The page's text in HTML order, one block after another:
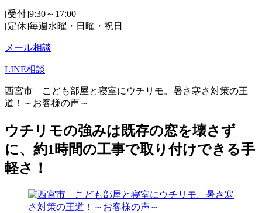
[受付]9:30～17:00
[定休]毎週水曜・日曜・祝日
メール相談
LINE相談
西宮市 こども部屋と寝室にウチリモ。暑さ寒さ対策の王
道！～お客様の声～
ウチリモの強みは既存の窓を壊さず
に、約1時間の工事で取り付けできる手
軽さ！